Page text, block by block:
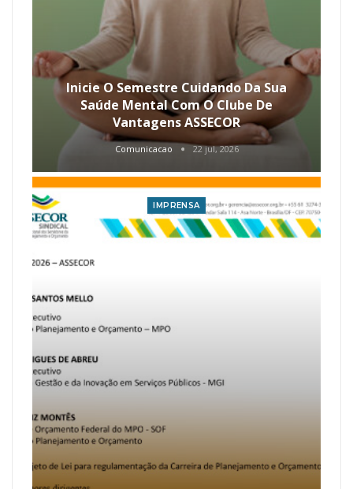
Inicie O Semestre Cuidando Da Sua
Saúde Mental Com O Clube De
Vantagens ASSECOR
Comunicacao 22 jul, 2026
IMPRENSA